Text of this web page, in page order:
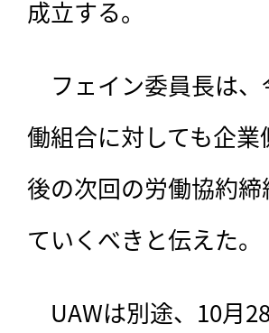
成立する。
フェイン委員長は、
働組合に対しても企
後の次回の労働協約
ていくべきと伝えた。
UAWは別途、10月